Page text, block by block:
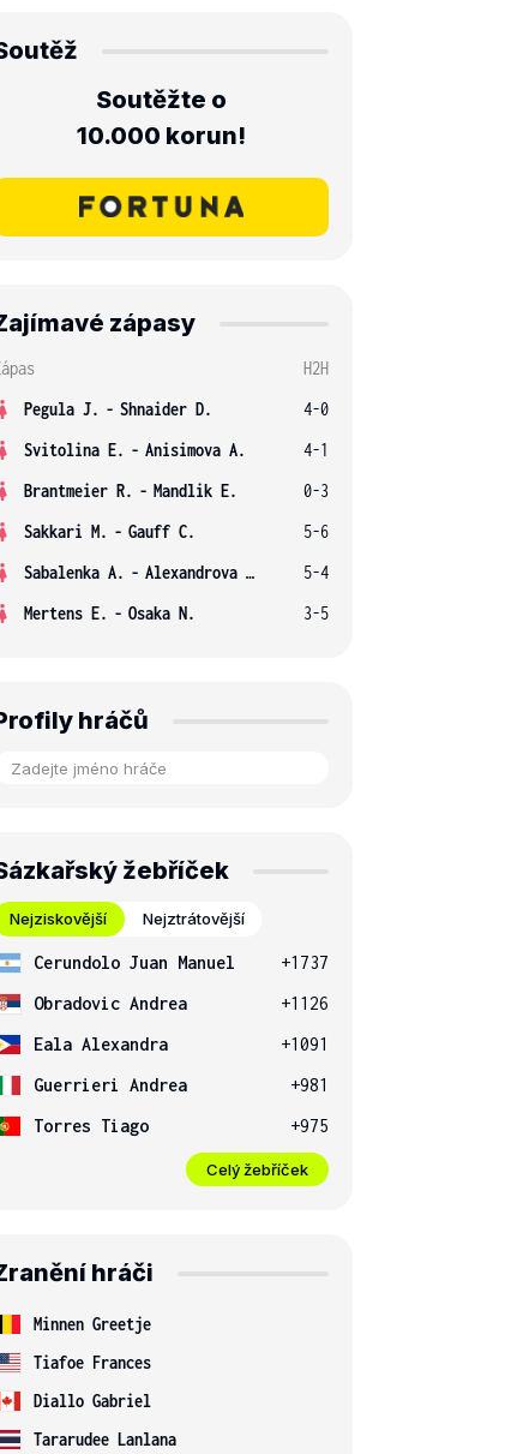
Soutěžte o
10.000 korun!
zápasy
H2H
Pegula J. - Shnaider D.
4-0
Svitolina E. - Anisimova A.
4-1
Brantmeier R. - Mandlik E.
0-3
Sakkari M. - Gauff C.
5-6
Sabalenka A. - Alexandrova E.
5-4
Mertens E. - Osaka N. 3-5
hráčů
žebříček
Nejziskovější Nejztrátovější
Cerundolo Juan Manuel
+1737
Obradovic Andrea
+1126
Eala Alexandra
+1091
Guerrieri Andrea
+981
Torres Tiago
+975
Celý žebříček
hráči
Minnen Greetje
Tiafoe Frances
Diallo Gabriel
Tararudee Lanlana